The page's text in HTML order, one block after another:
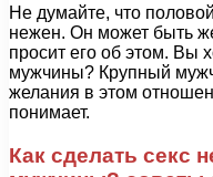
Не думайте, что
нежен. Он может быть
просит его об этом. Вы
мужчины? Крупный
желания в этом
понимает.
Как сделать секс